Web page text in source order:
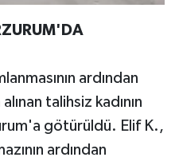
ardından
talihsiz kadının
götürüldü. Elif K.,
ardından